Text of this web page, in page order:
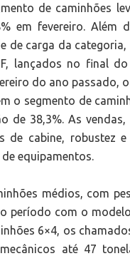
de caminhões
em fevereiro.
de carga da
lançados no final
do ano passado,
o segmento de
de 38,3%. As
de cabine, robustez
equipamentos.
médios, com
período com o
6×4, os
mecânicos até 47